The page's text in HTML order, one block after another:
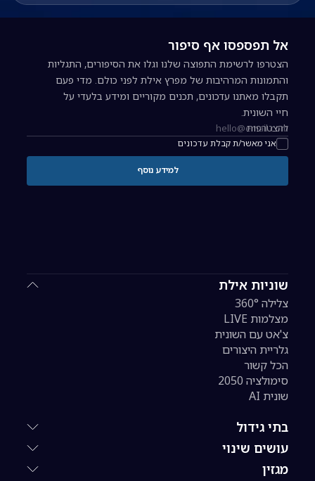
שוניות אילת
צלילה 360°
מצלמות LIVE
צ'אט עם השונית
גלריית היצורים
הכל קשור
סימולציה 2050
שונית AI
בתי גידול
עושים שינוי
מגזין
אל תפספסו אף סיפור
הצטרפו לרשימת התפוצה שלנו וגלו את הסיפורים, התגליות
והתמונות המרהיבות של מפרץ אילת לפני כולם. מדי פעם
תקבלו מאתנו עדכונים, תכנים מקוריים ומידע בלעדי על
חיי השונית.
כתובת אימייל להרשמה לניוזלטר
אני מאשר/ת קבלת עדכונים
להצטרפות
למידע נוסף